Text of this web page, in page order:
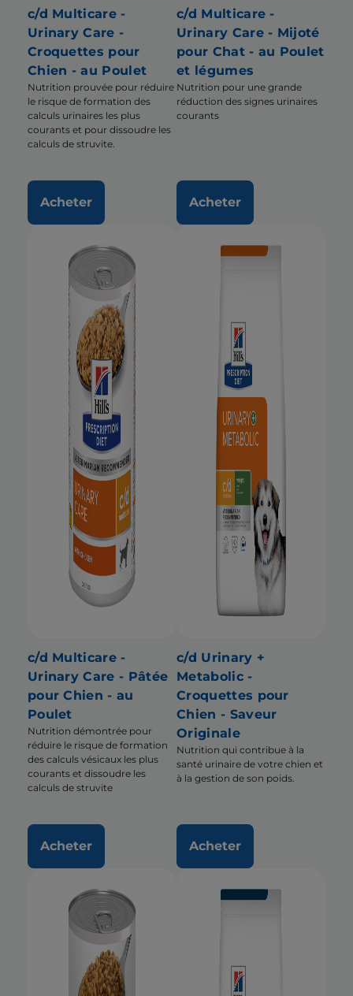
c/d Multicare -
Urinary Care -
Croquettes pour
Chien - au Poulet
Nutrition prouvée pour réduire
le risque de formation des
calculs urinaires les plus
courants et pour dissoudre les
calculs de struvite.
Acheter
c/d Multicare -
Urinary Care - Mijoté
pour Chat - au Poulet
et légumes
Nutrition pour une grande
réduction des signes urinaires
courants
Acheter
c/d Multicare -
Urinary Care - Pâtée
pour Chien - au
Poulet
Nutrition démontrée pour
réduire le risque de formation
des calculs vésicaux les plus
courants et dissoudre les
calculs de struvite
Acheter
c/d Urinary +
Metabolic -
Croquettes pour
Chien - Saveur
Originale
Nutrition qui contribue à la
santé urinaire de votre chien et
à la gestion de son poids.
Acheter